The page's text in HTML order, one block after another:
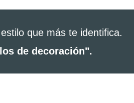
que más te identifica.
de decoración".